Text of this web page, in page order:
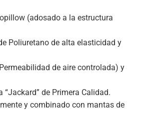
(adosado a la estructura
Poliuretano de alta elasticidad y
de aire controlada) y
“Jackard” de Primera Calidad.
y combinado con mantas de